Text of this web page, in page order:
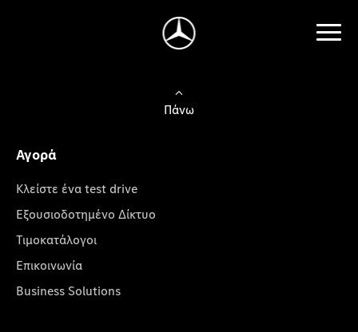
Πάνω
Αγορά
Κλείστε ένα test drive
Εξουσιοδοτημένο Δίκτυο
Τιμοκατάλογοι
Επικοινωνία
Business Solutions